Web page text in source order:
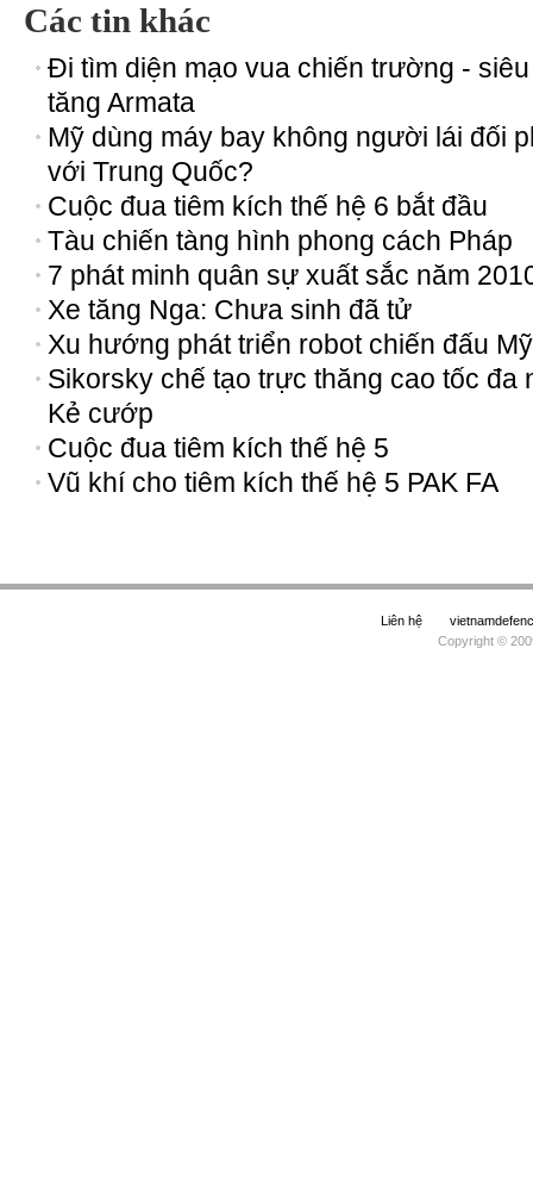
Các tin khác
Đi tìm diện mạo vua chiến trường - siêu
tăng Armata
Mỹ dùng máy bay không người lái đối
với Trung Quốc?
Cuộc đua tiêm kích thế hệ 6 bắt đầu
Tàu chiến tàng hình phong cách Pháp
7 phát minh quân sự xuất sắc năm
Xe tăng Nga: Chưa sinh đã tử
Xu hướng phát triển robot chiến đấu Mỹ
Sikorsky chế tạo trực thăng cao tốc đa
Kẻ cướp
Cuộc đua tiêm kích thế hệ 5
Vũ khí cho tiêm kích thế hệ 5 PAK FA
Liên hệ
Copyright ©